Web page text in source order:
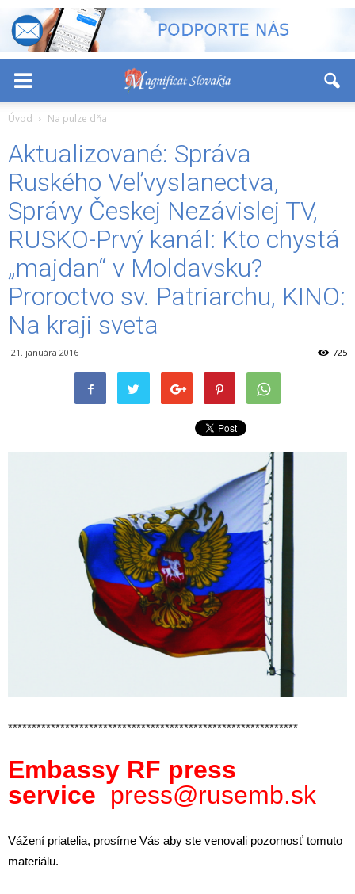
Úvod Na pulze dňa
Aktualizované: Správa
Ruského Veľvyslanectva,
Správy Českej Nezávislej TV,
RUSKO-Prvý kanál: Kto chystá
„majdan“ v Moldavsku?
Proroctvo sv. Patriarchu, KINO:
Na kraji sveta
21. januára 2016 725
*************************************************************
Embassy RF press
service press@rusemb.sk
Vážení priatelia, prosíme Vás aby ste venovali pozornosť tomuto
materiálu.
+